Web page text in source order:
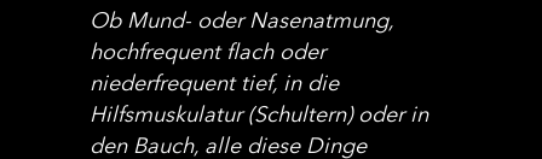
Ob Mund- oder Nasenatmung,
hochfrequent flach oder
niederfrequent tief, in die
Hilfsmuskulatur (Schultern) oder in
den Bauch, alle diese Dinge